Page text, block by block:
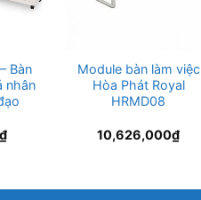
Bàn
nhân
₫
Module bàn làm việc
Hòa Phát Royal
HRMD08
10,626,000₫